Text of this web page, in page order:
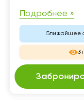
Подробнее »
Ближайшее
3